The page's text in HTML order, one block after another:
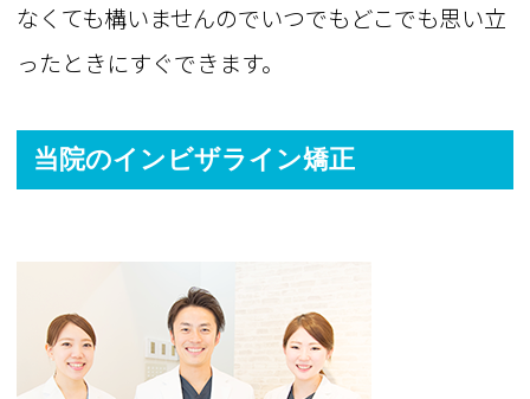
なくても構いませんのでいつでもどこでも思い立
ったときにすぐできます。
当院のインビザライン矯正